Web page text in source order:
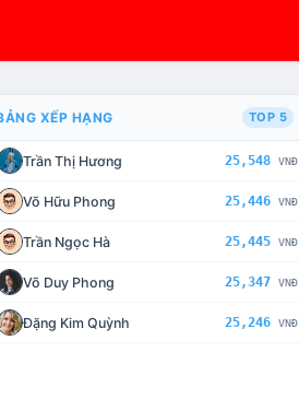
CHẾ TÀI XỬ LÝ VI PHẠM
XẾP HẠNG TOP 5
Trần Thị Hương 25,548 VNĐ
Võ Hữu Phong 25,446 VNĐ
Trần Ngọc Hà 25,445 VNĐ
Võ Duy Phong 25,347 VNĐ
Đặng Kim Quỳnh 25,246 VNĐ